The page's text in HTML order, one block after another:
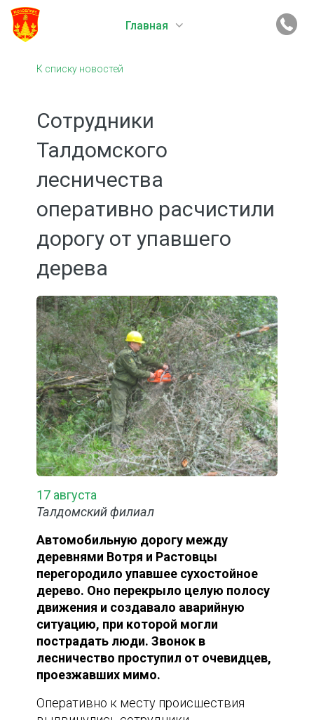
Главная
К списку новостей
Сотрудники
Талдомского
лесничества
оперативно расчистили
дорогу от упавшего
дерева
17 августа
Талдомский филиал
Автомобильную дорогу между
деревнями Вотря и Растовцы
перегородило упавшее сухостойное
дерево. Оно перекрыло целую полосу
движения и создавало аварийную
ситуацию, при которой могли
пострадать люди. Звонок в
лесничество проступил от очевидцев,
проезжавших мимо.
Оперативно к месту происшествия